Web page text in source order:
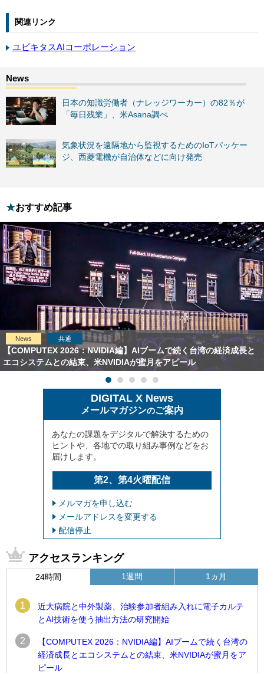
関連リンク
ユビキタスAIコーポレーション
日本の知識労働者（ナレッジワーカー）の82％が
「毎日残業」、米Asana調べ
気象状況を遠隔地から監視するためのIoTパッケー
ジ、西菱電機が自治体などに向け発売
おすすめ記事
News 共通
【COMPUTEX 2026：NVIDIA編】AIブームで続く台湾の経済成長と
エコシステムとの結束、米NVIDIAが蜜月をアピール
DIGITAL X News
メールマガジンのご案内
あなたの課題をデジタルで解決するための
ヒントや、各地での取り組み事例などをお
届けします。
第2、第4火曜配信
メルマガを申し込む
メールアドレスを変更する
配信停止
アクセスランキング
24時間
1
近大病院と中外製薬、治験参加者組み入れに電子カルテ
とAI技術を使う抽出方法の研究開始
2
【COMPUTEX 2026：NVIDIA編】AIブームで続く台湾の
経済成長とエコシステムとの結束、米NVIDIAが蜜月をア
ピール
1週間 1ヵ月